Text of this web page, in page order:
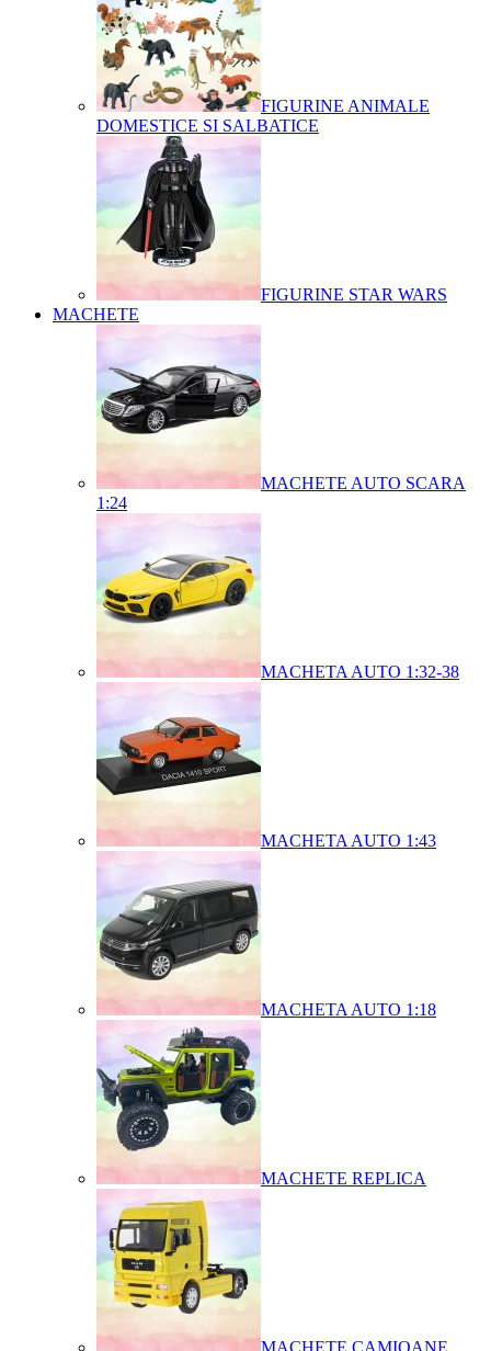
FIGURINE ANIMALE
DOMESTICE SI SALBATICE
FIGURINE STAR WARS
MACHETE
MACHETE AUTO SCARA
1:24
MACHETA AUTO 1:32-38
MACHETA AUTO 1:43
MACHETA AUTO 1:18
MACHETE REPLICA
MACHETE CAMIOANE